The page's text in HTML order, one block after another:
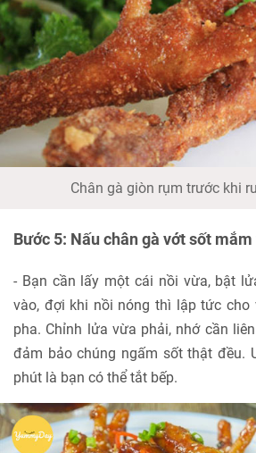
Chân gà giòn rụm trước khi
Bước 5: Nấu chân gà vớt sốt
- Bạn cần lấy một cái nồi vừa, bật
vào, đợi khi nồi nóng thì lập tức cho
pha. Chỉnh lửa vừa phải, nhớ cần
đảm bảo chúng ngấm sốt thật đều.
phút là bạn có thể tắt bếp.